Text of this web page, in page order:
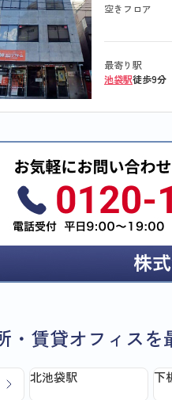
空きフロア
最寄り駅
池袋駅徒歩9分
・賃貸オフィスを
北池袋駅 下